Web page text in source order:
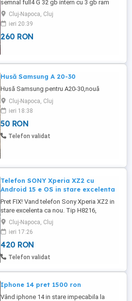
semnal full4 G 32 gb intern cu 3 gb ram
multe aplicați bateria tine farte bine
android 11ruleaza farte bine sticla fisurata
dar nu afectează cu nimica telu merge
perfect poze reale aștept oferte cado
Cluj-Napoca, Cluj
ieri 20:39
260 RON
Husă Samsung A 20-30
Husă Samsung pentru A20-30,nouă
Cluj-Napoca, Cluj
ieri 18:38
50 RON
Telefon validat
Telefon SONY Xperia XZ2 cu
Android 15 e OS in stare excelenta
Pret FIX! Vand telefon Sony Xperia XZ2 in
stare excelenta ca nou. Tip H8216,
fabricat in Tailanda, are 4GB RAM 64 GB
ROM, restul specificatiilor se gasesc pe
gsmarena. Se vinde telefonul cu husa
Ringke + cutia cu toate accesoriile
originale cu exceptia castilor (bonus) care
Cluj-Napoca, Cluj
ieri 17:26
420 RON
Telefon validat
Iphone 14 pret 1500 ron
Vând iphone 14 in stare impecabila la